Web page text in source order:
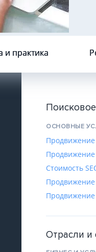
и практика
ОСНОВНЫЕ
Продвижение
Продвижение
Стоимость
Отрасли и